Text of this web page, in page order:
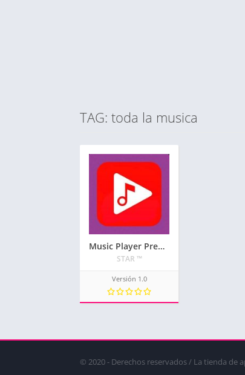
TAG: toda la musica
Music Player Premium
STAR ™
Versión 1.0
© 2020 - Derechos reservados / La tienda de